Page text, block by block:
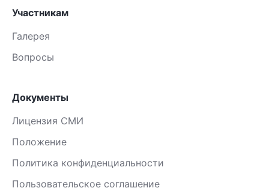
Участникам
Галерея
Вопросы
Документы
Лицензия СМИ
Положение
Политика конфиденциальности
Пользовательское соглашение